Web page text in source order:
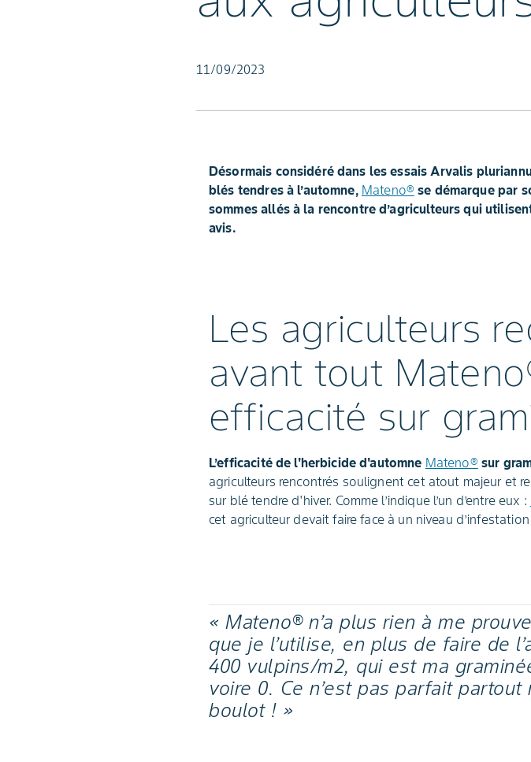
11/09/2023
Désormais considéré dans les essais Arvalis
blés tendres à l’automne, Mateno® se démarque par
sommes allés à la rencontre d’agriculteurs qui
avis.
Les agriculteurs
avant tout
efficacité sur
L’efficacité de l'herbicide d'automne Mateno® sur
agriculteurs rencontrés soulignent cet atout majeur et
sur blé tendre d'hiver. Comme l’indique l’un d’entre eux :
cet agriculteur devait faire face à un niveau
« Mateno® n’a plus rien à me
que je l’utilise, en plus de faire de
400 vulpins/m2, qui est ma
voire 0. Ce n’est pas parfait
boulot ! »